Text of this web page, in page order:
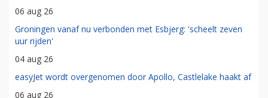
06 aug 26
Groningen vanaf nu verbonden met Esbjerg: 'scheelt zeven
uur rijden'
04 aug 26
easyJet wordt overgenomen door Apollo, Castlelake haakt af
06 aug 26